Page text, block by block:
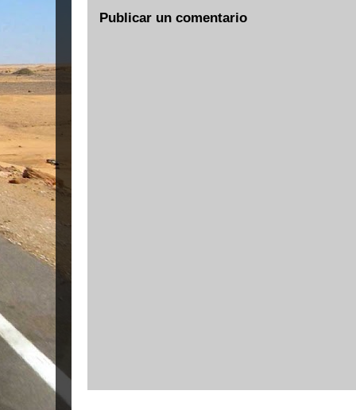
Publicar un comentario